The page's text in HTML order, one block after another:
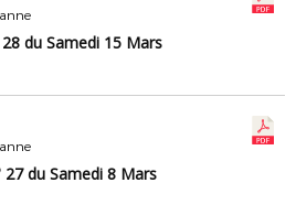
du Samedi 15 Mars
du Samedi 8 Mars